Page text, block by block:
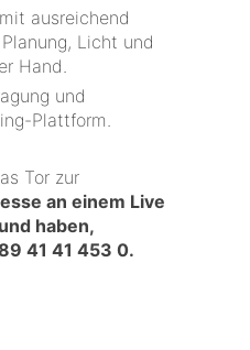
ausreichend
Licht und
Hand.
und
Plattform.
Tor zur
an einem Live
haben,
41 41 453 0.